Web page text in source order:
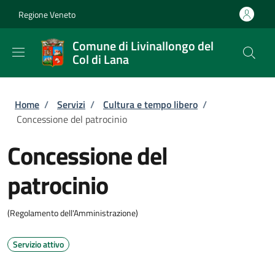
Regione Veneto
Comune di Livinallongo del
Col di Lana
Briciole di pane
Home / Servizi / Cultura e tempo libero /
Concessione del patrocinio
Concessione del
patrocinio
(Regolamento dell'Amministrazione)
Servizio attivo